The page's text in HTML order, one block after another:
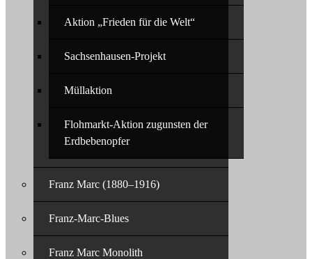
Aktion „Frieden für die Welt“
Sachsenhausen-Projekt
Müllaktion
Flohmarkt-Aktion zugunsten der
Erdbebenopfer
Franz Marc (1880–1916)
Franz-Marc-Blues
Franz Marc Monolith